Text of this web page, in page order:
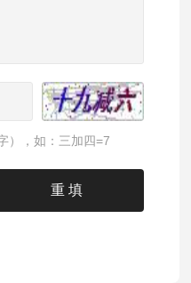
），如：三加四=7